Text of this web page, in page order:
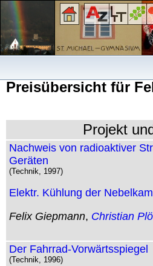
Preisübersicht für
Projekt
Nachweis von radioaktiver
Geräten
(Technik, 1997)
Elektr. Kühlung der
Felix Giepmann, Christian
Der Fahrrad-Vorwärtsspiegel
(Technik, 1996)